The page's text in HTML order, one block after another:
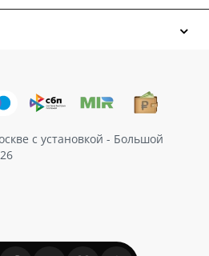
с установкой - Большой